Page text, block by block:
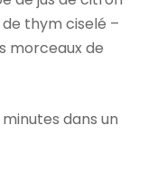
thym ciselé –
morceaux de
dans un